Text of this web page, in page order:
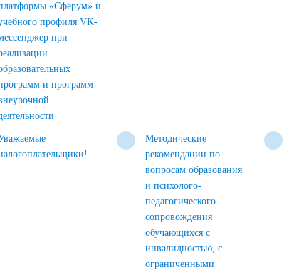
«Сферум» и
профиля VK-
при
и программ
Методические
рекомендации по
вопросам образования
и психолого-
педагогического
сопровождения
обучающихся с
инвалидностью, с
ограниченными